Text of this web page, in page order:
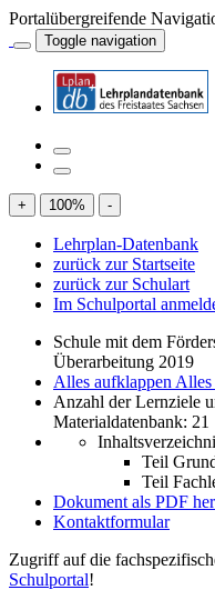
Portalübergreifende
Toggle navigation
+ 100% -
Lehrplan-Datenbank
zurück zur Startseite
zurück zur Schulart
Im Schulportal
Schule mit dem
Überarbeitung 2019
Alles aufklappen Alles
Anzahl der Lernziele
Materialdatenbank: 21
Teil
Teil
Dokument als PDF
Kontaktformular
Zugriff auf die
Schulportal!